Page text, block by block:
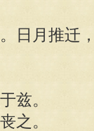
日月推迁
兹。
之。